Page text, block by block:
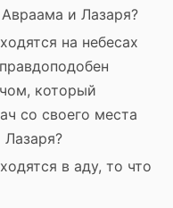
и Лазаря?
на небесах
который
со своего места
в аду, то что